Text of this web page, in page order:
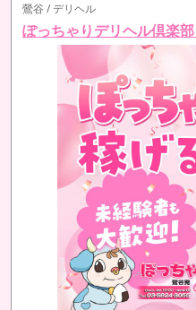
鶯谷 / デリヘル
ぽっちゃりデリヘル倶楽部